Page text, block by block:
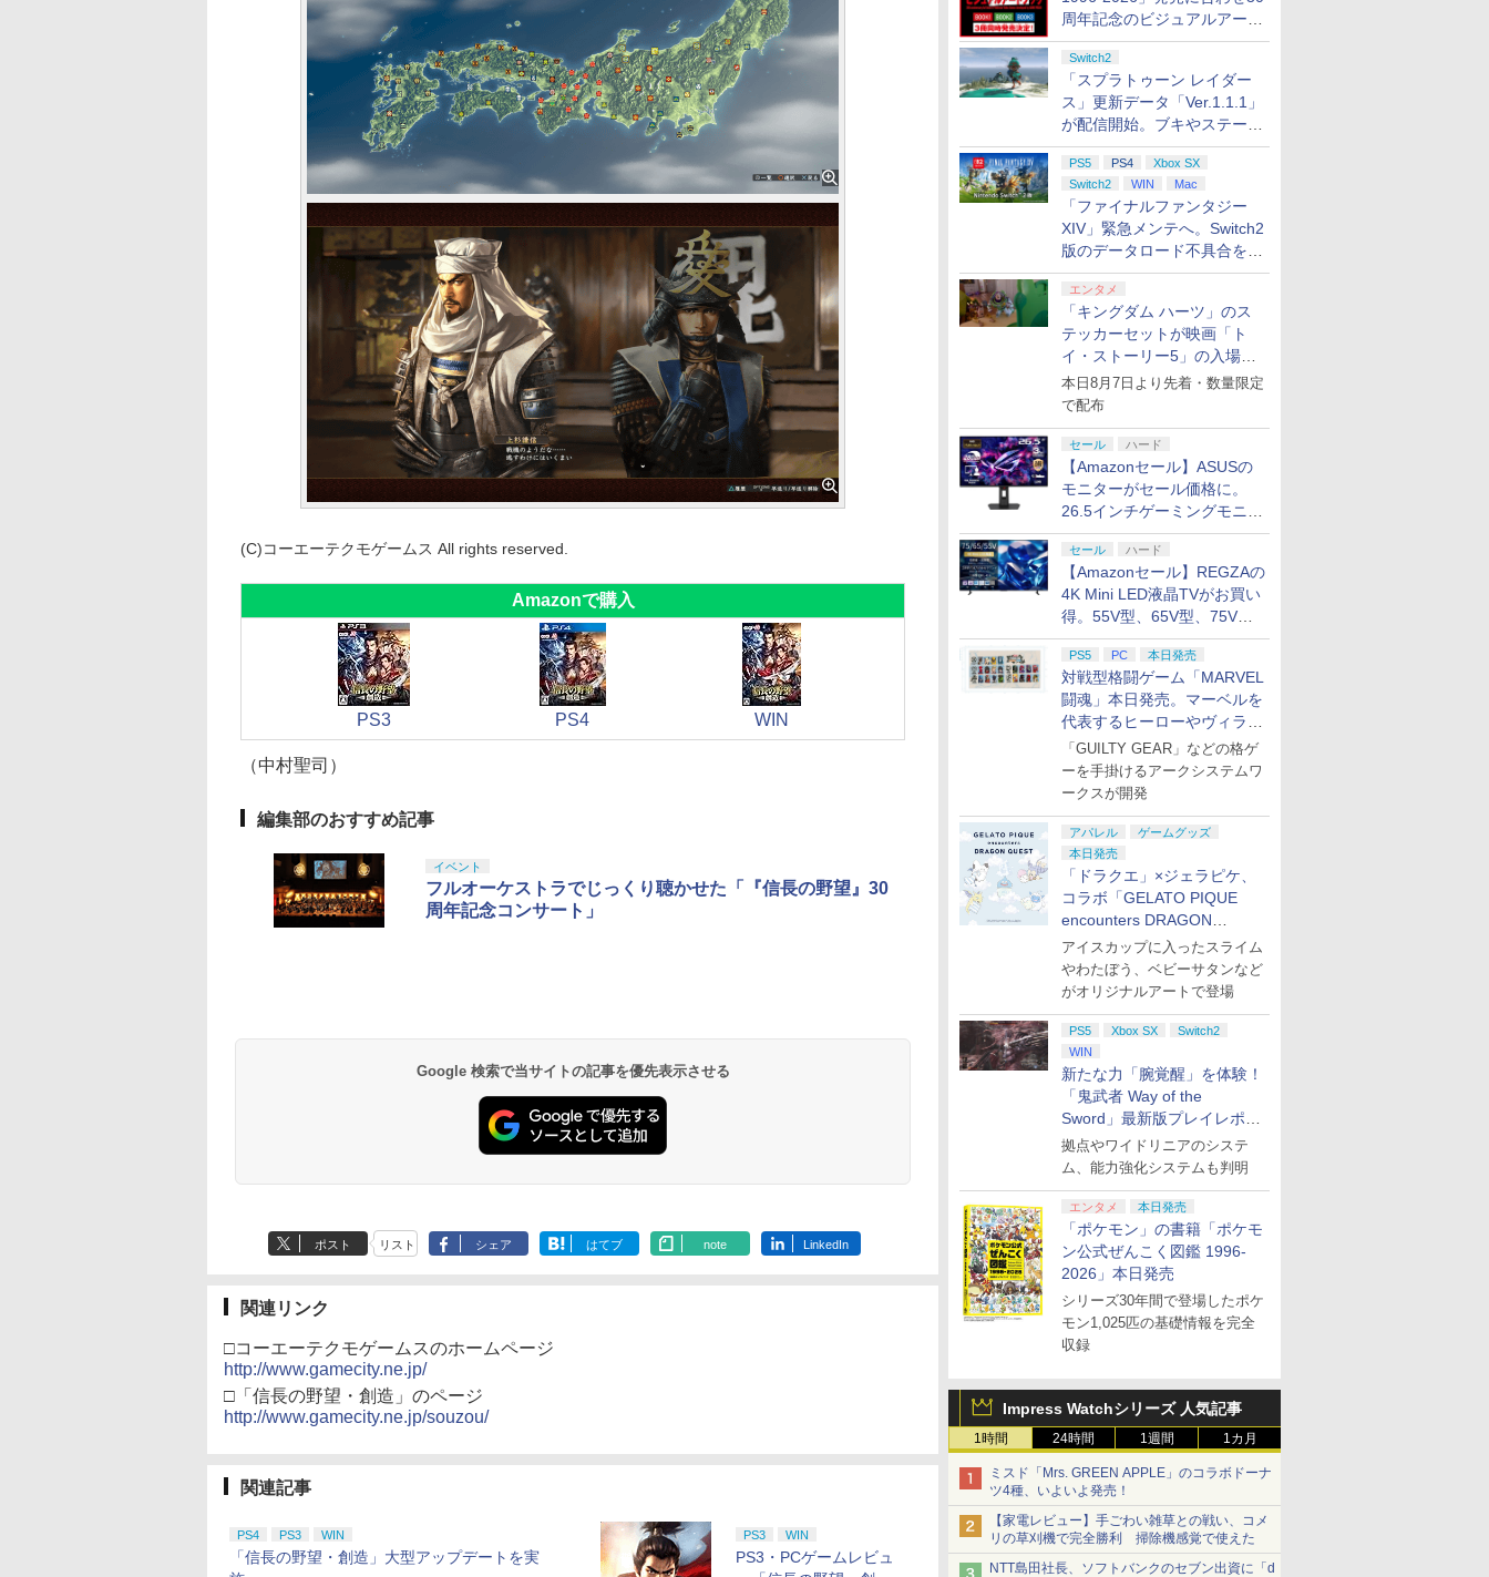
周年記念のビジュアルアート
ブック3冊同時発売が決定
Switch2
「スプラトゥーン レイダー
ス」更新データ「Ver.1.1.1」
が配信開始。ブキやステージ
に関する不具合を修正
PS5 PS4
Xbox SX
Switch2
WIN Mac
「ファイナルファンタジー
XIV」緊急メンテへ。Switch2
版のデータロード不具合を最
適化
エンタメ
「キングダム ハーツ」のス
テッカーセットが映画「ト
イ・ストーリー5」の入場特
典として配布決定！
本日8月7日より先着・数量限定
で配布
セール ハード
【Amazonセール】ASUSの
モニターがセール価格に。
26.5インチゲーミングモニタ
ー「ROG Strix OLED
XG27ACDMS」限定モデルも
お買い得
セール ハード
【Amazonセール】REGZAの
4K Mini LED液晶TVがお買い
得。55V型、65V型、75V型
の2026年モデルがラインナ
ップ
PS5 PC 本日発売
対戦型格闘ゲーム「MARVEL
闘魂」本日発売。マーベルを
代表するヒーローやヴィラン
たちが登場
「GUILTY GEAR」などの格ゲ
ーを手掛けるアークシステムワ
ークスが開発
アパレル
ゲームグッズ
本日発売
「ドラクエ」×ジェラピケ、
コラボ「GELATO PIQUE
encounters DRAGON
QUEST」第2弾が本日発売
アイスカップに入ったスライム
やわたぼう、ベビーサタンなど
がオリジナルアートで登場
PS5 Xbox SX
Switch2
WIN
新たな力「腕覚醒」を体験！
「鬼武者 Way of the
Sword」最新版プレイレポー
ト
拠点やワイドリニアのシステ
ム、能力強化システムも判明
エンタメ 本日発売
「ポケモン」の書籍「ポケモ
ン公式ぜんこく図鑑 1996-
2026」本日発売
シリーズ30年間で登場したポケ
モン1,025匹の基礎情報を完全
収録
Impress Watchシリーズ 人気記事
1時間 24時間 1週間 1カ月
ミスド「Mrs. GREEN APPLE」のコラボドーナ
ツ4種、いよいよ発売！
【家電レビュー】手ごわい雑草との戦い、コメ
リの草刈機で完全勝利 掃除機感覚で使えた
NTT島田社長、ソフトバンクのセブン出資に「d
(C)コーエーテクモゲームス All rights reserved.
Amazonで購入
PS3 PS4 WIN
（中村聖司）
編集部のおすすめ記事
イベント
フルオーケストラでじっくり聴かせた「『信長の野望』30
周年記念コンサート」
Google 検索で当サイトの記事を優先表示させる
ポスト リスト シェア はてブ note LinkedIn
関連リンク
□コーエーテクモゲームスのホームページ
http://www.gamecity.ne.jp/
□「信長の野望・創造」のページ
http://www.gamecity.ne.jp/souzou/
関連記事
PS4 PS3 WIN
「信長の野望・創造」大型アップデートを実
PS3 WIN
PS3・PCゲームレビュ